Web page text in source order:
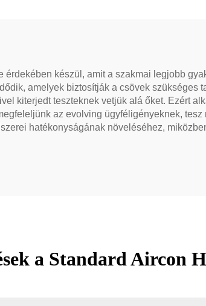
készül, amit a szakmai legjobb
amelyek biztosítják a csövek szükséges
kiterjedt teszteknek vetjük alá őket. Ezért
az evolving ügyféligényeknek,
hatékonyságának növeléséhez,
a Standard Aircon